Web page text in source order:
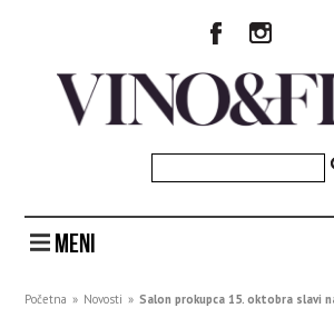
MENI
Početna » Novosti » Salon prokupca 15. oktobra slavi